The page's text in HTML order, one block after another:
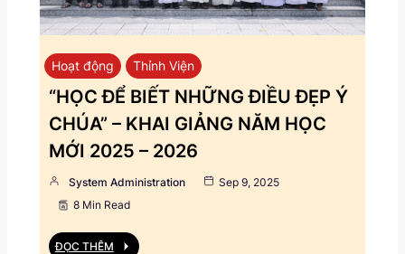
Hoạt động Thỉnh Viện
“HỌC ĐỂ BIẾT NHỮNG ĐIỀU ĐẸP Ý
CHÚA” – KHAI GIẢNG NĂM HỌC
MỚI 2025 – 2026
System Administration
Sep 9, 2025
8 Min Read
ĐỌC THÊM